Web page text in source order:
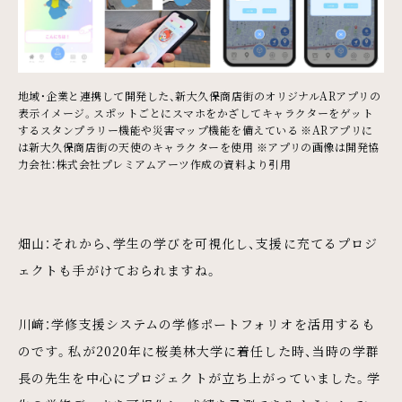
地域・企業と連携して開発した、新大久保商店街のオリジナルARアプリの
表示イメージ。スポットごとにスマホをかざしてキャラクターをゲット
するスタンプラリー機能や災害マップ機能を備えている ※ARアプリに
は新大久保商店街の天使のキャラクターを使用 ※アプリの画像は開発協
力会社：株式会社プレミアムアーツ作成の資料より引用
畑山：それから、学生の学びを可視化し、支援に充てるプロジ
ェクトも手がけておられますね。
川﨑：学修支援システムの学修ポートフォリオを活用するも
のです。私が2020年に桜美林大学に着任した時、当時の学群
長の先生を中心にプロジェクトが立ち上がっていました。学